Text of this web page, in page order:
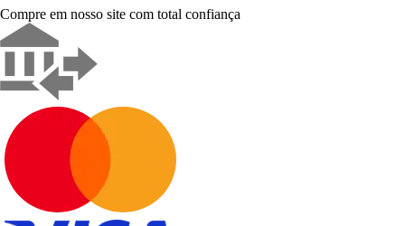
Compre em nosso site com total confiança